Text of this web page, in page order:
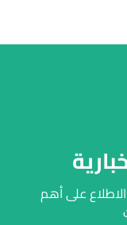
الاطلاع على أهم